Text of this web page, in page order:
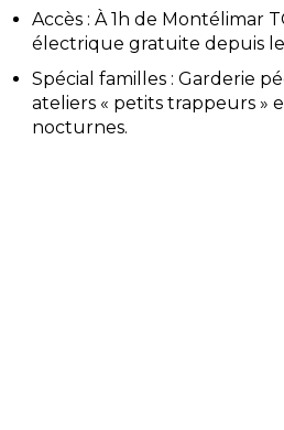
Accès : À 1h de Montélimar
électrique gratuite depuis
Spécial familles : Garderie
ateliers « petits trappeurs »
nocturnes.